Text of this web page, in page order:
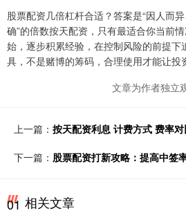
股票配资几倍杠杆合适？答案是“因人而
确”的倍数按天配资，只有最适合你当前
始，逐步积累经验，在控制风险的前提
具，不是赌博的筹码，合理使用才能让投
文章为作者独立
上一篇： 按天配资利息 计费方式 费率
下一篇： 股票配资打新攻略：提高中签
01 相关文章